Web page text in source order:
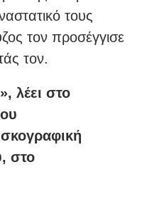
τους
τον προσέγγισε
τον.
λέει στο
στο